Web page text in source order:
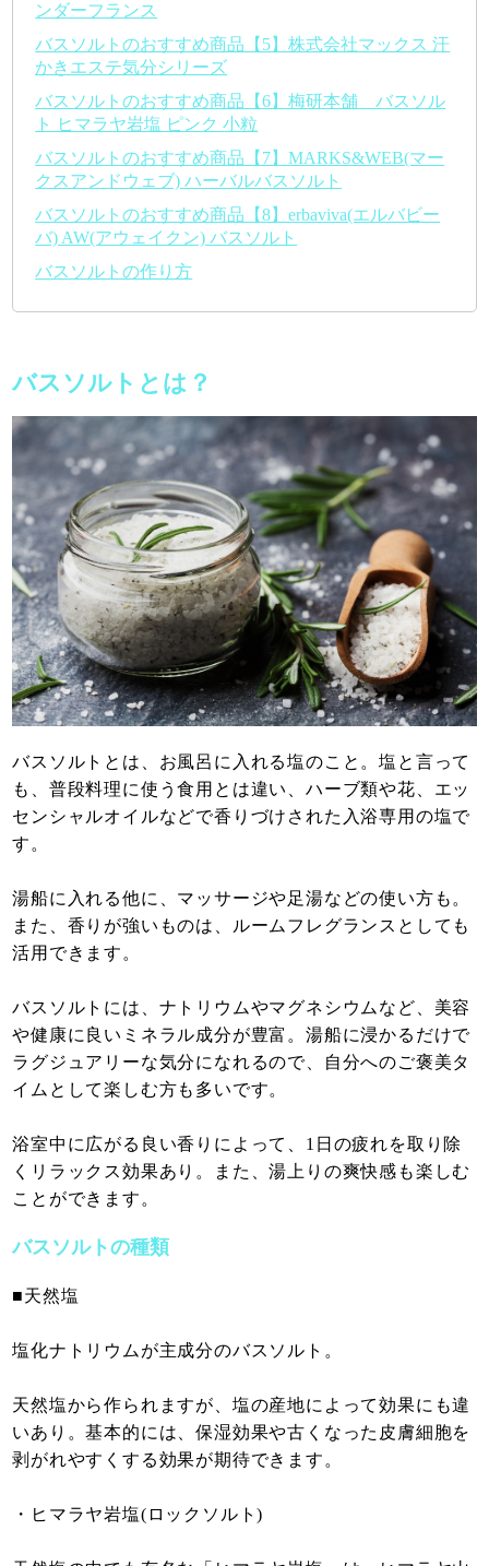
ンダーフランス
バスソルトのおすすめ商品【5】株式会社マックス 汗
かきエステ気分シリーズ
バスソルトのおすすめ商品【6】梅研本舗 バスソル
ト ヒマラヤ岩塩 ピンク 小粒
バスソルトのおすすめ商品【7】MARKS&WEB(マー
クスアンドウェブ) ハーバルバスソルト
バスソルトのおすすめ商品【8】erbaviva(エルバビー
バ) AW(アウェイクン) バスソルト
バスソルトの作り方
バスソルトとは？
バスソルトとは、お風呂に入れる塩のこと。塩と言って
も、普段料理に使う食用とは違い、ハーブ類や花、エッ
センシャルオイルなどで香りづけされた入浴専用の塩で
す。
湯船に入れる他に、マッサージや足湯などの使い方も。
また、香りが強いものは、ルームフレグランスとしても
活用できます。
バスソルトには、ナトリウムやマグネシウムなど、美容
や健康に良いミネラル成分が豊富。湯船に浸かるだけで
ラグジュアリーな気分になれるので、自分へのご褒美タ
イムとして楽しむ方も多いです。
浴室中に広がる良い香りによって、1日の疲れを取り除
くリラックス効果あり。また、湯上りの爽快感も楽しむ
ことができます。
バスソルトの種類
■天然塩
塩化ナトリウムが主成分のバスソルト。
天然塩から作られますが、塩の産地によって効果にも違
いあり。基本的には、保湿効果や古くなった皮膚細胞を
剥がれやすくする効果が期待できます。
・ヒマラヤ岩塩(ロックソルト)